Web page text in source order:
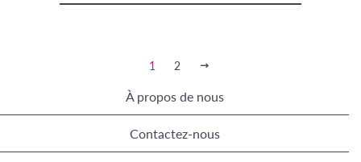
1 2
À propos de nous
Contactez-nous